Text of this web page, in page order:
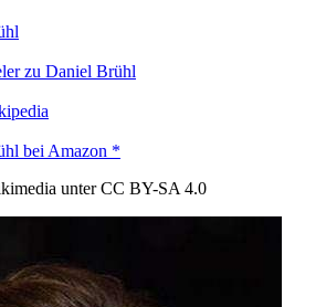
zu Daniel Brühl
bei Amazon *
unter CC BY-SA 4.0